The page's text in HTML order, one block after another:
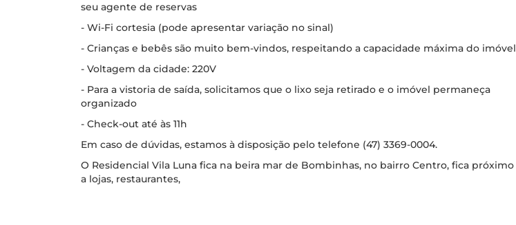
seu agente de reservas
- Wi-Fi cortesia (pode apresentar variação no sinal)
- Crianças e bebês são muito bem-vindos, respeitando a capacidade máxima do imóvel
- Voltagem da cidade: 220V
- Para a vistoria de saída, solicitamos que o lixo seja retirado e o imóvel permaneça
organizado
- Check-out até às 11h
Em caso de dúvidas, estamos à disposição pelo telefone (47) 3369-0004.
O Residencial Vila Luna fica na beira mar de Bombinhas, no bairro Centro, fica próximo
a lojas, restaurantes,